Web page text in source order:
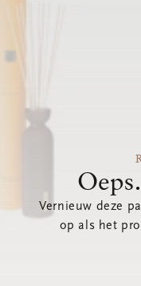
Vernieuw deze
op als het